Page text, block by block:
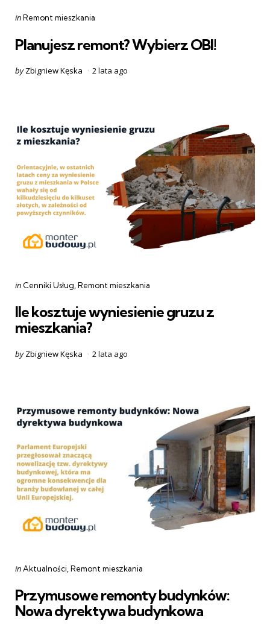
Categories
Posted
inRemont mieszkania
Planujesz remont? Wybierz OBI!
Posted
by Zbigniew Kęska 2 lata ago
Categories
Posted
in Cenniki Usług Remont mieszkania
Ile kosztuje wyniesienie gruzu z
mieszkania?
Posted
by Zbigniew Kęska 2 lata ago
Categories
Posted
inAktualności Remont mieszkania
Przymusowe remonty budynków:
Nowa dyrektywa budynkowa